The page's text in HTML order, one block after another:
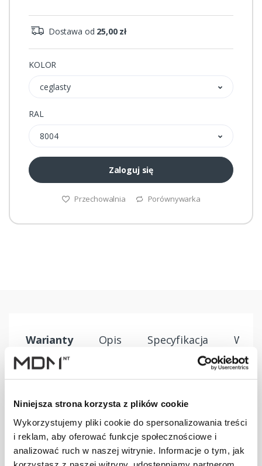
Niniejsza strona korzysta z plików cookie
Wykorzystujemy pliki cookie do spersonalizowania treści
i reklam, aby oferować funkcje społecznościowe i
analizować ruch w naszej witrynie. Informacje o tym, jak
Dostawa od 25,00 zł
KOLOR
ceglasty
RAL
8004
Zaloguj się
Przechowalnia Porównywarka
Warianty Opis Specyfikacja
komin. P
przyścienny
brązowy
szt –